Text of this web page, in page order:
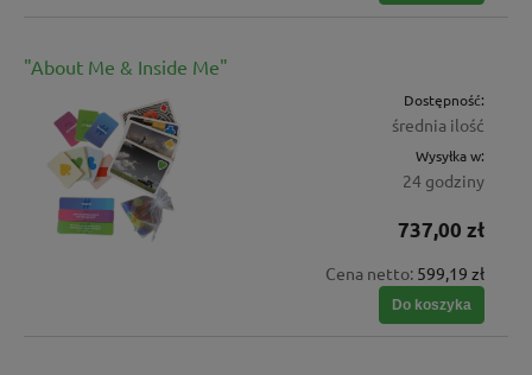
"About Me & Inside Me"
Dostępność:
średnia ilość
Wysyłka w:
24 godziny
737,00 zł
Cena netto: 599,19 zł
Do koszyka